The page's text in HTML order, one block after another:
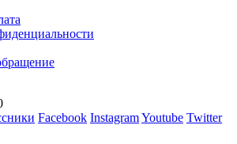
Facebook InstagramYoutube Twitter